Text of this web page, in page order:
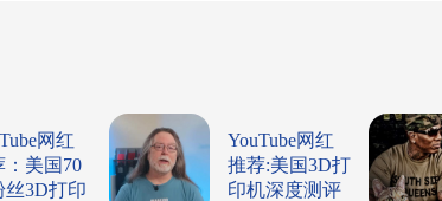
网红
：美国70
丝3D打印
YouTube网红
推荐:美国3D打
印机深度测评